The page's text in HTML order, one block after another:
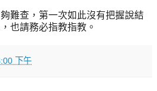
難查，第一次如此沒有把握說結
也請務必指教指教。
下午